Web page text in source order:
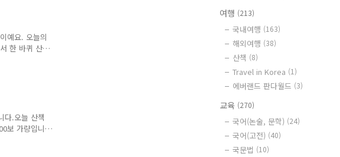
예요. 오늘의
한 바퀴 산
이 있어요.산
곳이예요.중
다.오늘 산책
보 가량입니
들도 많네요.
수 있네요.넓
여행 (213)
국내여행 (163)
해외여행 (38)
산책 (8)
Travel in Korea (1)
에버랜드 판다월드 (3)
교육 (270)
국어(논술, 문학) (24)
국어(고전) (40)
국문법 (10)